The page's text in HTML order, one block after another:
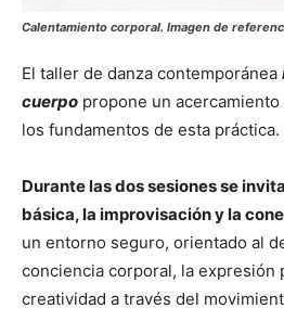
Calentamiento corporal. Imagen de
El taller de danza contemporánea
cuerpo propone un
los fundamentos de esta práctica.
Durante las dos sesiones se
básica, la improvisación y la
un entorno seguro, orientado al
conciencia corporal, la expresión
creatividad a través del